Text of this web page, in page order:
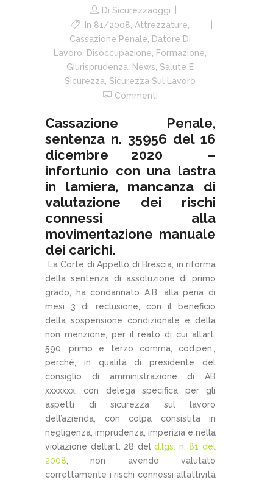
Di Sicurezzaoggi
In 81/2008 Attrezzature
Cassazione Penale
Datore Di
Lavoro
Disoccupazione Formazione
Giurisprudenza
News Salute E
Sicurezza Sicurezza Sul Lavoro
Commenti
Cassazione Penale,
sentenza n. 35956 del 16
dicembre 2020 –
infortunio con una lastra
in lamiera, mancanza di
valutazione dei rischi
connessi alla
movimentazione manuale
dei carichi.
La Corte di Appello di Brescia, in riforma
della sentenza di assoluzione di primo
grado, ha condannato A.B. alla pena di
mesi 3 di reclusione, con il beneficio
della sospensione condizionale e della
non menzione, per il reato di cui all’art.
590, primo e terzo comma, cod.pen.,
perché, in qualità di presidente del
consiglio di amministrazione di AB
xxxxxxx, con delega specifica per gli
aspetti di sicurezza sul lavoro
dell’azienda, con colpa consistita in
negligenza, imprudenza, imperizia e nella
violazione dell’art. 28 deld.lgs. n. 81 del
2008 , non avendo valutato
correttamente i rischi connessi all’attività